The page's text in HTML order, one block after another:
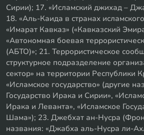
Сирии); 17. «Исламский джихад –
18. «Аль-Каида в странах
«Имарат Кавказ» («Кавказский
«Автономная боевая
(АБТО)»; 21. Террористическое
структурное подразделение
сектор» на территории Республики
«Исламское государство» (другие
Государство Ирака и Сирии»,
Ирака и Леванта», «Исламское
Шама»); 23. Джебхат ан-Нусра
названия: «Джабха аль-Нусра ли-